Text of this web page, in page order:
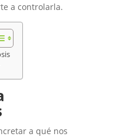
a controlarla.
a qué nos